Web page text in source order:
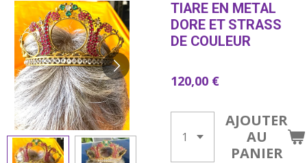
TIARE EN METAL
DORE ET STRASS
DE COULEUR
120,00 €
AJOUTER
AU
PANIER